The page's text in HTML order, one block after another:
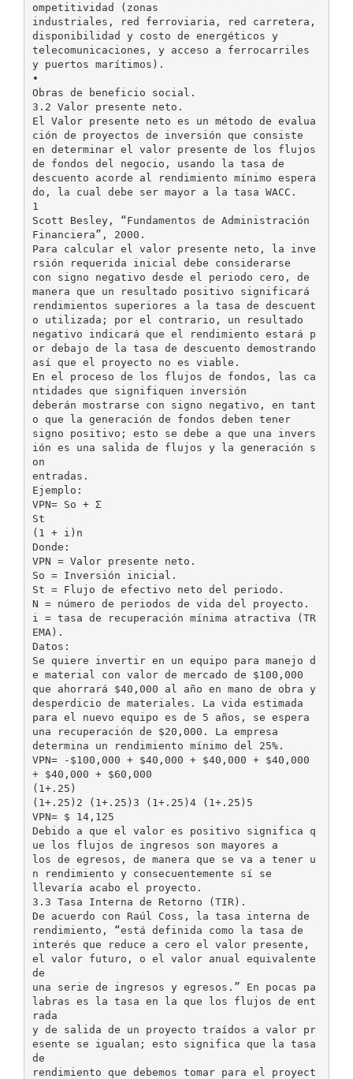
ompetitividad (zonas
industriales, red ferroviaria, red carretera,
disponibilidad y costo de energéticos y
telecomunicaciones, y acceso a ferrocarriles
y puertos marítimos).
•
Obras de beneficio social.
3.2 Valor presente neto.
El Valor presente neto es un método de evalua
ción de proyectos de inversión que consiste
en determinar el valor presente de los flujos
de fondos del negocio, usando la tasa de
descuento acorde al rendimiento mínimo espera
do, la cual debe ser mayor a la tasa WACC.
1
Scott Besley, “Fundamentos de Administración
Financiera”, 2000.
Para calcular el valor presente neto, la inve
rsión requerida inicial debe considerarse
con signo negativo desde el periodo cero, de
manera que un resultado positivo significará
rendimientos superiores a la tasa de descuent
o utilizada; por el contrario, un resultado
negativo indicará que el rendimiento estará p
or debajo de la tasa de descuento demostrando
así que el proyecto no es viable.
En el proceso de los flujos de fondos, las ca
ntidades que signifiquen inversión
deberán mostrarse con signo negativo, en tant
o que la generación de fondos deben tener
signo positivo; esto se debe a que una invers
ión es una salida de flujos y la generación s
on
entradas.
Ejemplo:
VPN= So + Σ
St
(1 + i)n
Donde:
VPN = Valor presente neto.
So = Inversión inicial.
St = Flujo de efectivo neto del periodo.
N = número de periodos de vida del proyecto.
i = tasa de recuperación mínima atractiva (TR
EMA).
Datos:
Se quiere invertir en un equipo para manejo d
e material con valor de mercado de $100,000
que ahorrará $40,000 al año en mano de obra y
desperdicio de materiales. La vida estimada
para el nuevo equipo es de 5 años, se espera
una recuperación de $20,000. La empresa
determina un rendimiento mínimo del 25%.
VPN= -$100,000 + $40,000 + $40,000 + $40,000
+ $40,000 + $60,000
(1+.25)
(1+.25)2 (1+.25)3 (1+.25)4 (1+.25)5
VPN= $ 14,125
Debido a que el valor es positivo significa q
ue los flujos de ingresos son mayores a
los de egresos, de manera que se va a tener u
n rendimiento y consecuentemente sí se
llevaría acabo el proyecto.
3.3 Tasa Interna de Retorno (TIR).
De acuerdo con Raúl Coss, la tasa interna de
rendimiento, “está definida como la tasa de
interés que reduce a cero el valor presente,
el valor futuro, o el valor anual equivalente
de
una serie de ingresos y egresos.” En pocas pa
labras es la tasa en la que los flujos de ent
rada
y de salida de un proyecto traídos a valor pr
esente se igualan; esto significa que la tasa
de
rendimiento que debemos tomar para el proyect